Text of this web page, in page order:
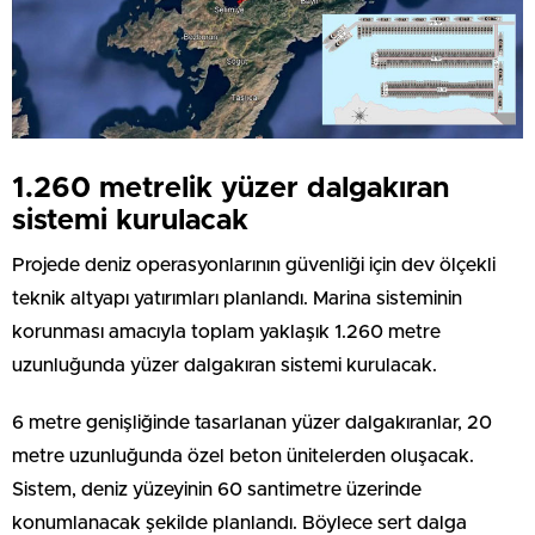
1.260 metrelik yüzer dalgakıran
sistemi kurulacak
Projede deniz operasyonlarının güvenliği için dev ölçekli
teknik altyapı yatırımları planlandı. Marina sisteminin
korunması amacıyla toplam yaklaşık 1.260 metre
uzunluğunda yüzer dalgakıran sistemi kurulacak.
6 metre genişliğinde tasarlanan yüzer dalgakıranlar, 20
metre uzunluğunda özel beton ünitelerden oluşacak.
Sistem, deniz yüzeyinin 60 santimetre üzerinde
konumlanacak şekilde planlandı. Böylece sert dalga